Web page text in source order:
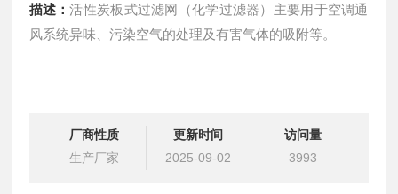
描述：活性炭板式过滤网（化学过滤器）主要用于空调通
风系统异味、污染空气的处理及有害气体的吸附等。
厂商性质
生产厂家
更新时间
2025-09-02
访问量
3993